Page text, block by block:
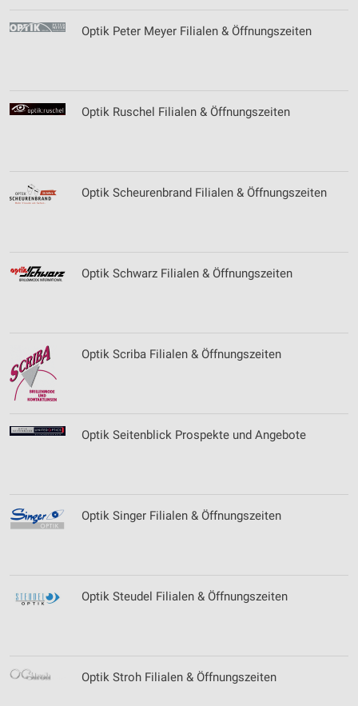
Optik Peter Meyer Filialen & Öffnungszeiten
Optik Ruschel Filialen & Öffnungszeiten
Optik Scheurenbrand Filialen & Öffnungszeiten
Optik Schwarz Filialen & Öffnungszeiten
Optik Scriba Filialen & Öffnungszeiten
Optik Seitenblick Prospekte und Angebote
Optik Singer Filialen & Öffnungszeiten
Optik Steudel Filialen & Öffnungszeiten
Optik Stroh Filialen & Öffnungszeiten
Messung der Werbeleistung
Kombinationen von Daten aus verschiedenen
Quellen
Verwendung reduzierter Daten zur Auswahl von
Inhalten
Geräte anhand von aktiv angeforderten
Notwendig
Performance